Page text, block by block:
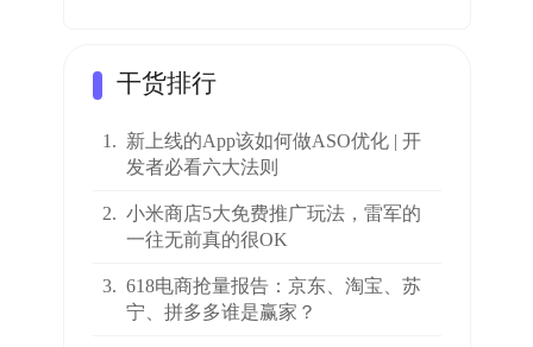
干货排行
1. 新上线的App该如何做ASO优化 | 开
发者必看六大法则
2. 小米商店5大免费推广玩法，雷军的
一往无前真的很OK
3. 618电商抢量报告：京东、淘宝、苏
宁、拼多多谁是赢家？